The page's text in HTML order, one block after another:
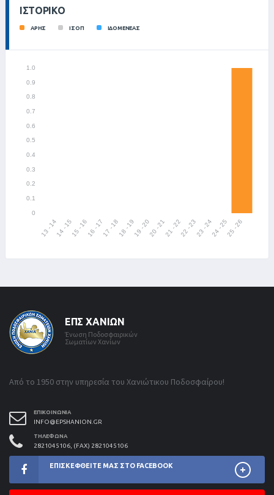
ΙΣΤΟΡΙΚΌ
ΑΡΗΣ ΙΣΟΠ ΙΔΟΜΕΝΕΑΣ
ΕΠΣ ΧΑΝΊΩΝ
Ένωση Ποδοσφαιρικών
Σωματίων Χανίων
Από το 1950 στην υπηρεσία του Χανιώτικου Ποδοσφαίρου!
ΕΠΙΚΟΙΝΩΝΊΑ
INFO@EPSHANION.GR
ΤΗΛΈΦΩΝΑ
2821045106, (FAX) 2821045106
ΕΠΙΣΚΕΦΘΕΊΤΕ ΜΑΣ ΣΤΟ FACEBOOK